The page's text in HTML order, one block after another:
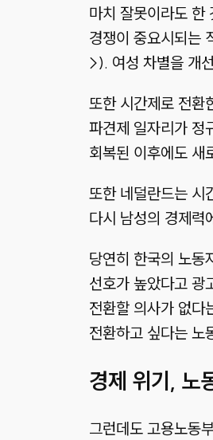
마치 잘못이라도 한
경쟁이 중요시되는
>). 여성 차별을 개
또한 시간제로 전환
파견제 일자리가 정
회복된 이후에도 새
또한 네덜란드는 시
다시 남성의 경제력
당연히 한국의 노동
선호가 높았다고 광
전환할 의사가 없
전환하고 싶다는 노
경제 위기, 노
그런데도 고용노동